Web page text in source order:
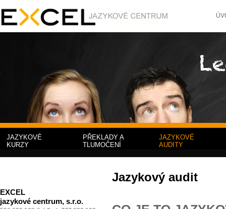
JAZYKOVÉ
KURZY
PŘEKLADY A
TLUMOČENÍ
JAZYKOVÉ
AUDITY
EXCEL
jazykové centrum, s.r.o.
Jazykový audit